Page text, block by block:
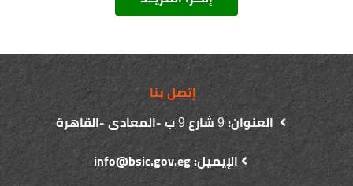
إتصل بنا
العنوان:9شارع9 ب -المعادى -القاهرة
الإيميل: info@bsic.gov.eg